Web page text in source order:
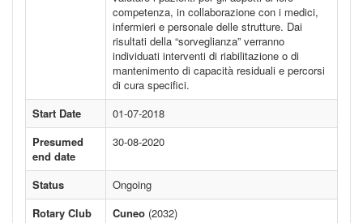
competenza, in collaborazione con i medici,
infermieri e personale delle strutture. Dai
risultati della “sorveglianza” verranno
individuati interventi di riabilitazione o di
mantenimento di capacità residuali e percorsi
di cura specifici.
Start Date
01-07-2018
Presumed
end date
30-08-2020
Status
Ongoing
Rotary Club
Cuneo (2032)